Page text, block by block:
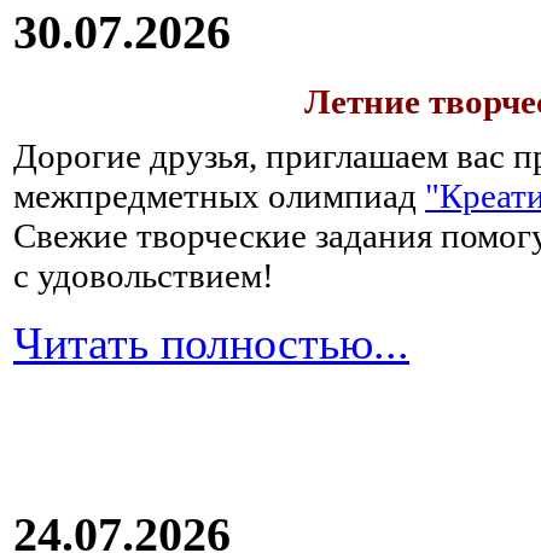
30.07.2026
Летние
Дорогие друзья, приглашаем вас
межпредметных олимпиад
Свежие творческие задания
с удовольствием!
Читать полностью...
24.07.2026